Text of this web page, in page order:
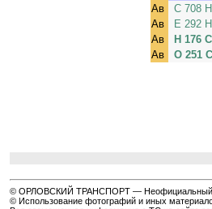
Ав
С 708
Ав
Е 292
Ав
Н 176
Ав
О 251
© ОРЛОВСКИЙ ТРАНСПОРТ — Неофициальный
© Использование фотографий и иных